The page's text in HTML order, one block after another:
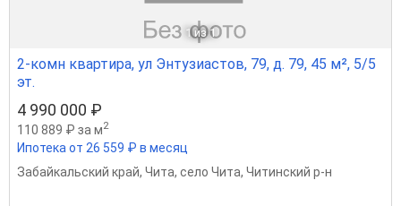
1 из 1
2-комн квартира, ул Энтузиастов, 79, д. 79, 45 м², 5/5
эт.
4 990 000 ₽
110 889 ₽ за м2
Ипотека от 26 559 ₽ в месяц
Забайкальский край, Чита, село Чита, Читинский р-н